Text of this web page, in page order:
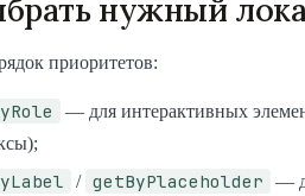
нужный
приоритетов:
— для интерактивных
/ getByPlaceholder —